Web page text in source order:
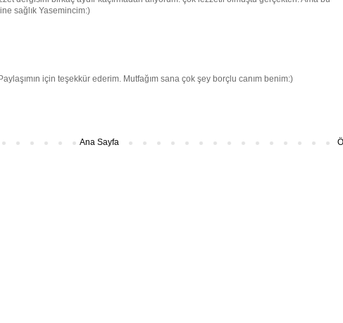
sağlık Yasemincim:)
için teşekkür ederim. Mutfağım sana çok şey borçlu canım benim:)
Ana Sayfa